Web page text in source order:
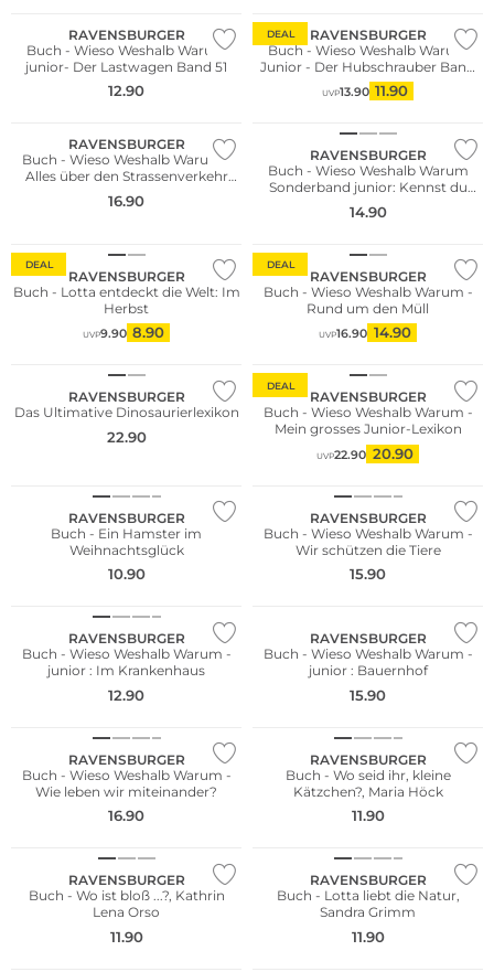
RAVENSBURGER
Buch - Wieso Weshalb Warum
junior- Der Lastwagen Band 51
12.90
DEAL
RAVENSBURGER
Buch - Wieso Weshalb Warum
Junior - Der Hubschrauber Band
26
UVP13.90 11.90
RAVENSBURGER
Buch - Wieso Weshalb Warum -
Alles über den Strassenverkehr
Band 50
16.90
RAVENSBURGER
Buch - Wieso Weshalb Warum
Sonderband junior: Kennst du
Formen, Farben, Gegensätze,
Zahlen
14.90
DEAL
RAVENSBURGER
Buch - Lotta entdeckt die Welt: Im
Herbst
UVP9.90 8.90
DEAL
RAVENSBURGER
Buch - Wieso Weshalb Warum -
Rund um den Müll
UVP16.90 14.90
RAVENSBURGER
Das Ultimative Dinosaurierlexikon
22.90
DEAL
RAVENSBURGER
Buch - Wieso Weshalb Warum -
Mein grosses Junior-Lexikon
UVP22.90 20.90
RAVENSBURGER
Buch - Ein Hamster im
Weihnachtsglück
10.90
RAVENSBURGER
Buch - Wieso Weshalb Warum -
Wir schützen die Tiere
15.90
RAVENSBURGER
Buch - Wieso Weshalb Warum -
junior : Im Krankenhaus
12.90
RAVENSBURGER
Buch - Wieso Weshalb Warum -
junior : Bauernhof
15.90
RAVENSBURGER
Buch - Wieso Weshalb Warum -
Wie leben wir miteinander?
16.90
RAVENSBURGER
Buch - Wo seid ihr, kleine
Kätzchen?, Maria Höck
11.90
RAVENSBURGER
Buch - Wo ist bloß ...?, Kathrin
Lena Orso
11.90
RAVENSBURGER
Buch - Lotta liebt die Natur,
Sandra Grimm
11.90